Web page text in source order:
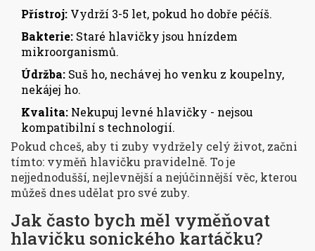
Přístroj: Vydrží 3-5 let, pokud ho dobře péčíš.
Bakterie: Staré hlavičky jsou hnízdem
mikroorganismů.
Údržba: Suš ho, nechávej ho venku z koupelny,
nekájej ho.
Kvalita: Nekupuj levné hlavičky - nejsou
kompatibilní s technologií.
Pokud chceš, aby ti zuby vydržely celý život, začni
tímto: vyměň hlavičku pravidelně. To je
nejjednodušší, nejlevnější a nejúčinnější věc, kterou
můžeš dnes udělat pro své zuby.
Jak často bych měl vyměňovat
hlavičku sonického kartáčku?